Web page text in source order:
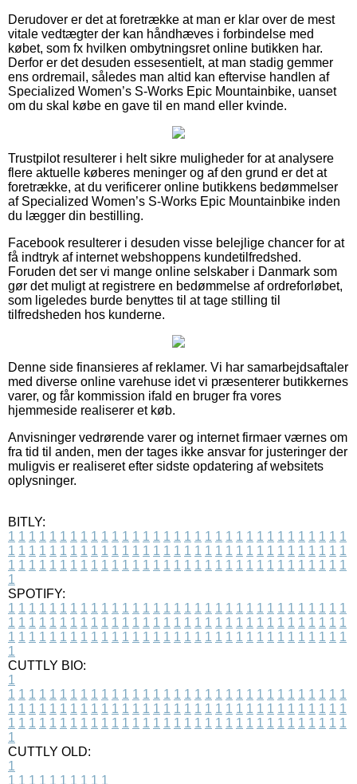
Derudover er det at foretrække at man er klar over de mest
vitale vedtægter der kan håndhæves i forbindelse med
købet, som fx hvilken ombytningsret online butikken har.
Derfor er det desuden essesentielt, at man stadig gemmer
ens ordremail, således man altid kan eftervise handlen af
Specialized Women’s S-Works Epic Mountainbike, uanset
om du skal købe en gave til en mand eller kvinde.
Trustpilot resulterer i helt sikre muligheder for at analysere
flere aktuelle køberes meninger og af den grund er det at
foretrække, at du verificerer online butikkens bedømmelser
af Specialized Women’s S-Works Epic Mountainbike inden
du lægger din bestilling.
Facebook resulterer i desuden visse belejlige chancer for at
få indtryk af internet webshoppens kundetilfredshed.
Foruden det ser vi mange online selskaber i Danmark som
gør det muligt at registrere en bedømmelse af ordreforløbet,
som ligeledes burde benyttes til at tage stilling til
tilfredsheden hos kunderne.
Denne side finansieres af reklamer. Vi har samarbejdsaftaler
med diverse online varehuse idet vi præsenterer butikkernes
varer, og får kommission ifald en bruger fra vores
hjemmeside realiserer et køb.
Anvisninger vedrørende varer og internet firmaer værnes om
fra tid til anden, men der tages ikke ansvar for justeringer der
muligvis er realiseret efter sidste opdatering af websitets
oplysninger.
BITLY:
1 1 1 1 1 1 1 1 1 1 1 1 1 1 1 1 1 1 1 1 1 1 1 1 1 1 1 1 1 1 1 1 1
1 1 1 1 1 1 1 1 1 1 1 1 1 1 1 1 1 1 1 1 1 1 1 1 1 1 1 1 1 1 1 1 1
1 1 1 1 1 1 1 1 1 1 1 1 1 1 1 1 1 1 1 1 1 1 1 1 1 1 1 1 1 1 1 1 1
1
SPOTIFY:
1 1 1 1 1 1 1 1 1 1 1 1 1 1 1 1 1 1 1 1 1 1 1 1 1 1 1 1 1 1 1 1 1
1 1 1 1 1 1 1 1 1 1 1 1 1 1 1 1 1 1 1 1 1 1 1 1 1 1 1 1 1 1 1 1 1
1 1 1 1 1 1 1 1 1 1 1 1 1 1 1 1 1 1 1 1 1 1 1 1 1 1 1 1 1 1 1 1 1
1
CUTTLY BIO:
1
1 1 1 1 1 1 1 1 1 1 1 1 1 1 1 1 1 1 1 1 1 1 1 1 1 1 1 1 1 1 1 1 1
1 1 1 1 1 1 1 1 1 1 1 1 1 1 1 1 1 1 1 1 1 1 1 1 1 1 1 1 1 1 1 1 1
1 1 1 1 1 1 1 1 1 1 1 1 1 1 1 1 1 1 1 1 1 1 1 1 1 1 1 1 1 1 1 1 1
1
CUTTLY OLD:
1
1 1 1 1 1 1 1 1 1 1